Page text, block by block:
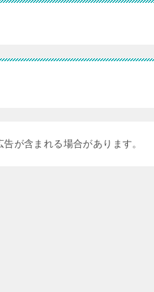
告が含まれる場合があります。